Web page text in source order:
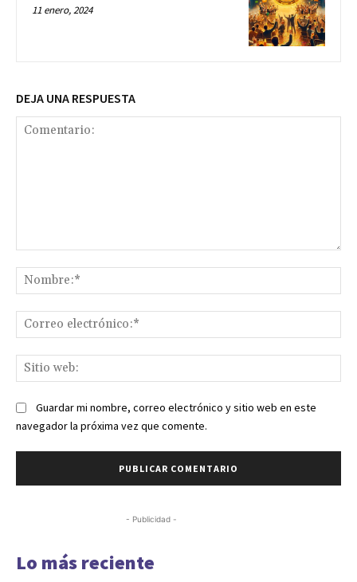
11 enero, 2024
DEJA UNA RESPUESTA
Guardar mi nombre, correo electrónico y sitio web en este
navegador la próxima vez que comente.
- Publicidad -
Lo más reciente